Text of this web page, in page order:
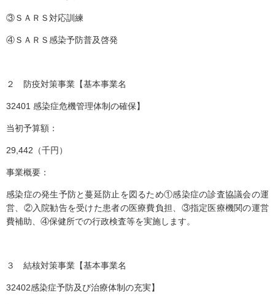
③ＳＡＲＳ対応訓練
④ＳＡＲＳ感染予防普及啓発
２ 防疫対策事業【基本事業名
32401 感染症危機管理体制の確保】
当初予算額：
29,442（千円）
事業概要：
感染症の発生予防と蔓延防止を図るため①感染症の診査協議会の運
営、②入院勧告を受けた患者の医療費負担、③指定医療機関の運営
費補助、④保健所での行政検査等を実施します。
３ 結核対策事業【基本事業名
32402感染症予防及び治療体制の充実】